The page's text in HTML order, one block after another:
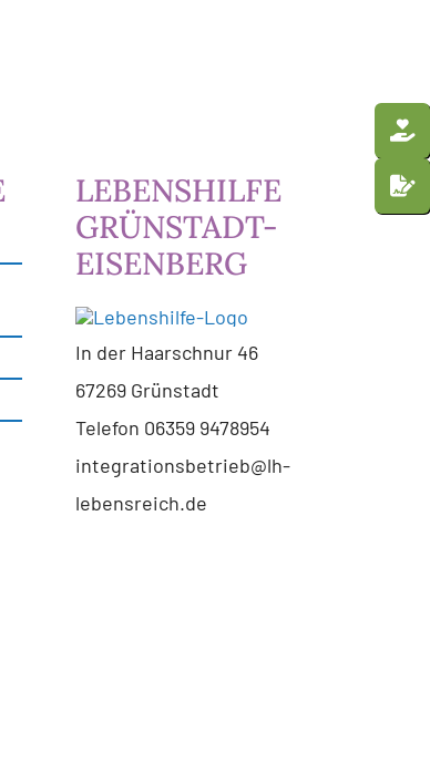
LEBENSHILFE
GRÜNSTADT-
EISENBERG
In der Haarschnur 46
67269 Grünstadt
Telefon 06359 9478954
integrationsbetrieb@lh-
lebensreich.de